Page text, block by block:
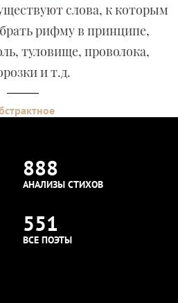
слова, к которым
рифму в принципе,
туловище, проволока,
и т.д.
888
АНАЛИЗЫ СТИХОВ
551
ВСЕ ПОЭТЫ